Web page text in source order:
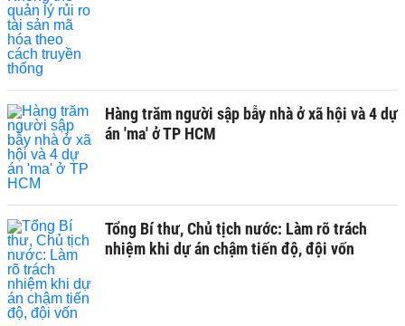
Hàng trăm người sập bẫy nhà ở xã hội và 4 dự
án 'ma' ở TP HCM
Tổng Bí thư, Chủ tịch nước: Làm rõ trách
nhiệm khi dự án chậm tiến độ, đội vốn